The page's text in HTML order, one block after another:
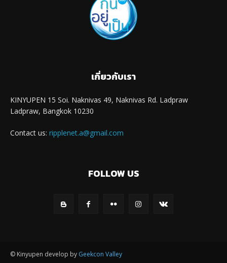
เกี่ยวกับเรา
KINYUPEN 15 Soi. Naknivas 49, Naknivas Rd. Ladpraw
Ladpraw, Bangkok 10230
Contact us: ripplenet.a@gmail.com
FOLLOW US
© Kinyupen develop by Geekcon Valley